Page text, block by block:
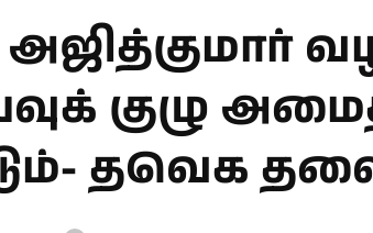
குழு
தவெக